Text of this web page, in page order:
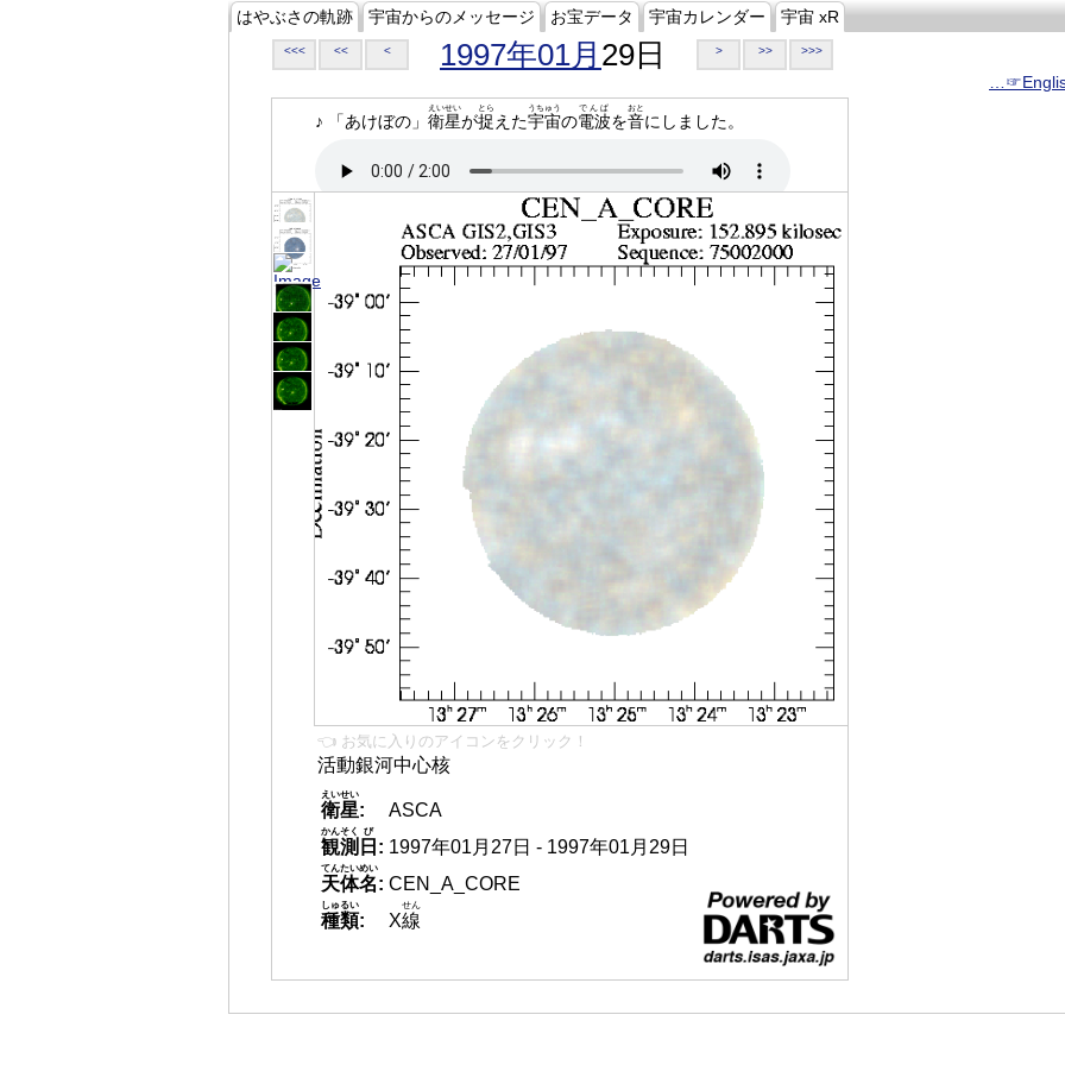
はやぶさの軌跡 宇宙からのメッセージ お宝データ 宇宙カレンダー 宇宙 xR
<<< << < 1997年01月 29日 > >> >>>
♪ 「あけぼの」 衛星
えいせい
が捉
とら
えた宇宙
うちゅう
の電波
でんぱ
を音
おと
にしました。
👈 お気に入りのアイコンをクリック！
活動銀河中心核
衛星
えいせい
:
ASCA
観測
かんそく
日
び
: 1997年01月27日 - 1997年01月29日
天体名
てんたいめい
: CEN_A_CORE
種類
しゅるい
: X線
せん